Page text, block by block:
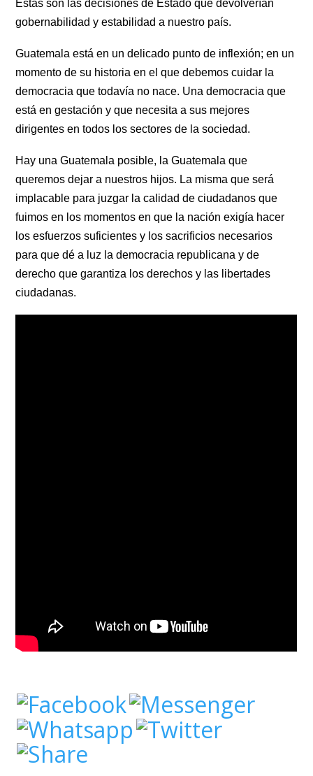
Estas son las decisiones de Estado que devolverían
gobernabilidad y estabilidad a nuestro país.
Guatemala está en un delicado punto de inflexión; en un
momento de su historia en el que debemos cuidar la
democracia que todavía no nace. Una democracia que
está en gestación y que necesita a sus mejores
dirigentes en todos los sectores de la sociedad.
Hay una Guatemala posible, la Guatemala que
queremos dejar a nuestros hijos. La misma que será
implacable para juzgar la calidad de ciudadanos que
fuimos en los momentos en que la nación exigía hacer
los esfuerzos suficientes y los sacrificios necesarios
para que dé a luz la democracia republicana y de
derecho que garantiza los derechos y las libertades
ciudadanas.